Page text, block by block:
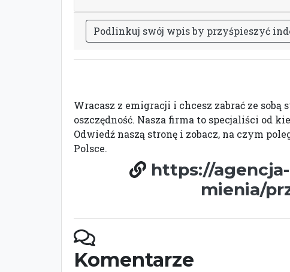
Podlinkuj swój wpisby przyśpieszyć ind
Wracasz z emigracji i chcesz zabrać ze
oszczędność. Nasza firma to specjaliści od
Odwiedź naszą stronę i zobacz, na czym
Polsce.
https://
mienia/
Komentarze